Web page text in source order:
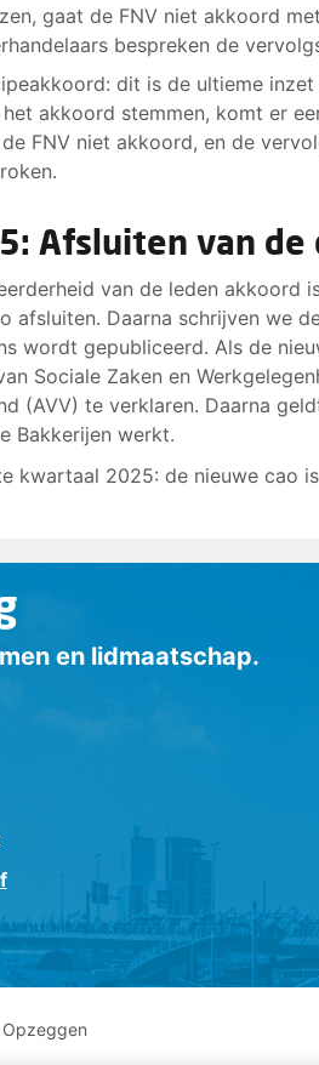
gaat de FNV niet akkoord
bespreken de
dit is de ultieme inzet
akkoord stemmen, komt er
FNV niet akkoord, en de
Afsluiten van de
van de leden akkoord
afsluiten. Daarna schrijven we
wordt gepubliceerd. Als de
Sociale Zaken en
(AVV) te verklaren. Daarna
Bakkerijen werkt.
kwartaal 2025: de nieuwe cao
en lidmaatschap.
Opzeggen